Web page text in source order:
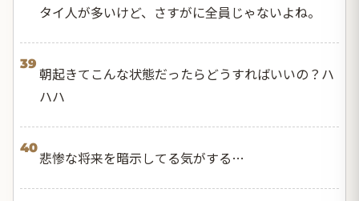
タイ人が多いけど、さすがに全員じゃないよね。
39
朝起きてこんな状態だったらどうすればいいの？ハ
ハハ
40
悲惨な将来を暗示してる気がする…